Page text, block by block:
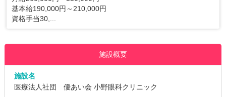
基本給190,000円～210,000円
資格手当30,...
施設概要
施設名
医療法人社団 優あい会 小野眼科クリニック